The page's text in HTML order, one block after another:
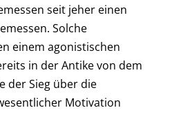
seit jeher einen
Solche
einem agonistischen
in der Antike von dem
der Sieg über die
Motivation